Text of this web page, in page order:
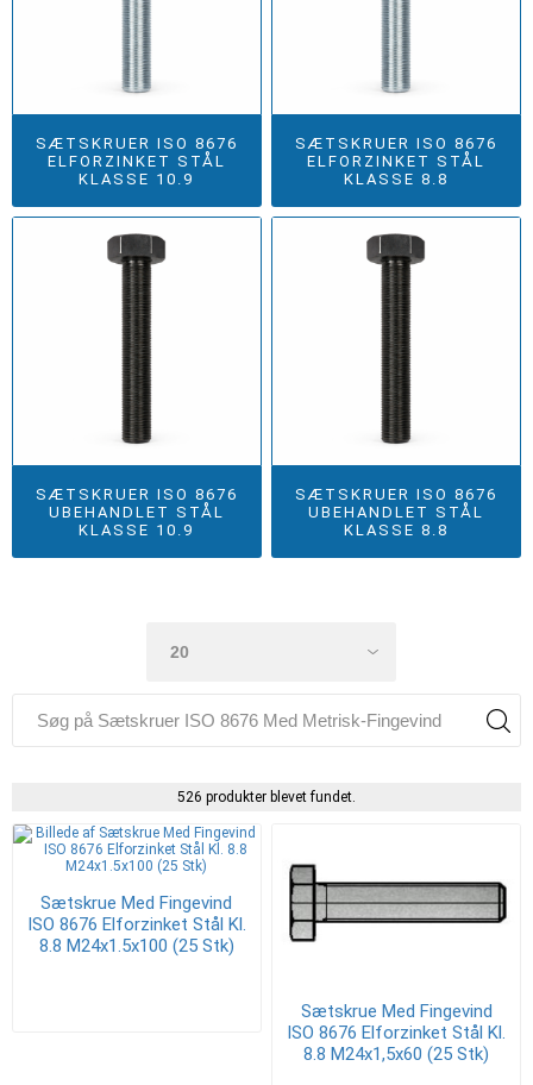
SÆTSKRUER ISO 8676
ELFORZINKET STÅL
KLASSE 10.9
SÆTSKRUER ISO 8676
ELFORZINKET STÅL
KLASSE 8.8
SÆTSKRUER ISO 8676
UBEHANDLET STÅL
KLASSE 10.9
SÆTSKRUER ISO 8676
UBEHANDLET STÅL
KLASSE 8.8
526 produkter blevet fundet.
Sætskrue Med Fingevind
ISO 8676 Elforzinket Stål Kl.
8.8 M24x1.5x100 (25 Stk)
Sætskrue Med Fingevind
ISO 8676 Elforzinket Stål Kl.
8.8 M24x1,5x60 (25 Stk)